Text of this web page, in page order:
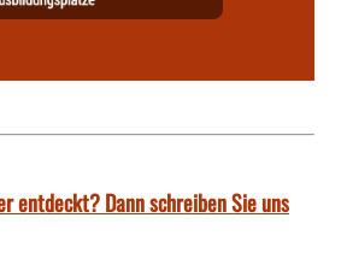
entdeckt? Dann schreiben Sie uns